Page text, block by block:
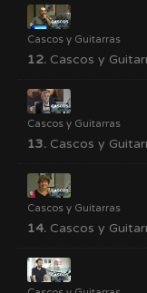
Cascos y Guitarras
12. Cascos y
Cascos y Guitarras
13. Cascos y
Cascos y Guitarras
14. Cascos y